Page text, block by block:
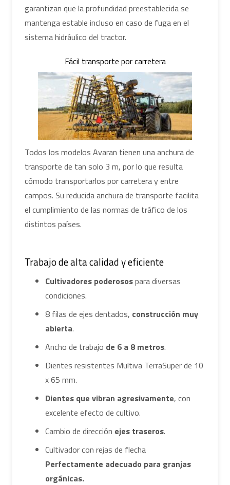
garantizan que la profundidad preestablecida se
mantenga estable incluso en caso de fuga en el
sistema hidráulico del tractor.
Fácil transporte por carretera
Todos los modelos Avaran tienen una anchura de
transporte de tan solo 3 m, por lo que resulta
cómodo transportarlos por carretera y entre
campos. Su reducida anchura de transporte facilita
el cumplimiento de las normas de tráfico de los
distintos países.
Trabajo de alta calidad y eficiente
Cultivadores poderosospara diversas
condiciones.
8 filas de ejes dentados, construcción muy
abierta.
Ancho de trabajo de 6 a 8 metros.
Dientes resistentes Multiva TerraSuper de 10
x 65 mm.
Dientes que vibran agresivamente, con
excelente efecto de cultivo.
Cambio de dirección ejes traseros.
Cultivador con rejas de flecha
Perfectamente adecuado para granjas
orgánicas.